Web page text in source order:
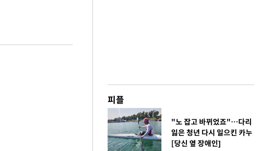
피플
"노 잡고 바뀌었죠"…다리
잃은 청년 다시 일으킨 카누
[당신 옆 장애인]